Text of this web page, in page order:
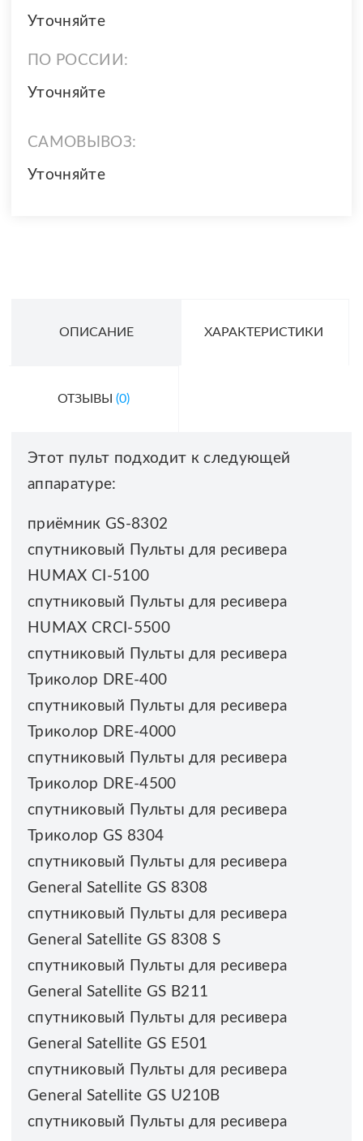
Уточняйте
ПО РОССИИ:
Уточняйте
САМОВЫВОЗ:
Уточняйте
ОПИСАНИЕ ХАРАКТЕРИСТИКИ
ОТЗЫВЫ (0)
Этот пульт подходит к следующей
аппаратуре:
приёмник GS-8302
спутниковый Пульты для ресивера
HUMAX CI-5100
спутниковый Пульты для ресивера
HUMAX CRCI-5500
спутниковый Пульты для ресивера
Триколор DRE-400
спутниковый Пульты для ресивера
Триколор DRE-4000
спутниковый Пульты для ресивера
Триколор DRE-4500
спутниковый Пульты для ресивера
Триколор GS 8304
спутниковый Пульты для ресивера
General Satellite GS 8308
спутниковый Пульты для ресивера
General Satellite GS 8308 S
спутниковый Пульты для ресивера
General Satellite GS B211
спутниковый Пульты для ресивера
General Satellite GS E501
спутниковый Пульты для ресивера
General Satellite GS U210B
спутниковый Пульты для ресивера